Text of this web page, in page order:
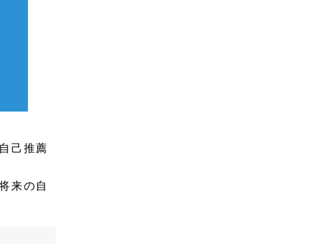
己推薦
来の自